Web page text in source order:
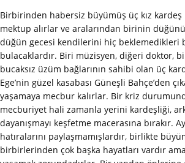
Birbirinden habersiz büyümüş üç kız
mektup alırlar ve aralarından birinin
düğün gecesi kendilerini hiç
bulacaklardır. Biri müzisyen, diğeri doktor,
bucaksız üzüm bağlarının sahibi olan üç
Ege’nin güzel kasabası Güneşli Bahçe’den
yaşamaya mecbur kalırlar. Bir kriz
mecburiyet hali zamanla yerini kardeşliği,
dayanışmayı keşfetme macerasına bırakır.
hatıralarını paylaşmamışlardır, birlikte
birbirlerinden çok başka hayatları vardır